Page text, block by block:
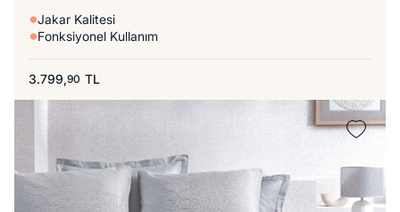
Jakar Kalitesi
Fonksiyonel Kullanım
3.799,90 TL